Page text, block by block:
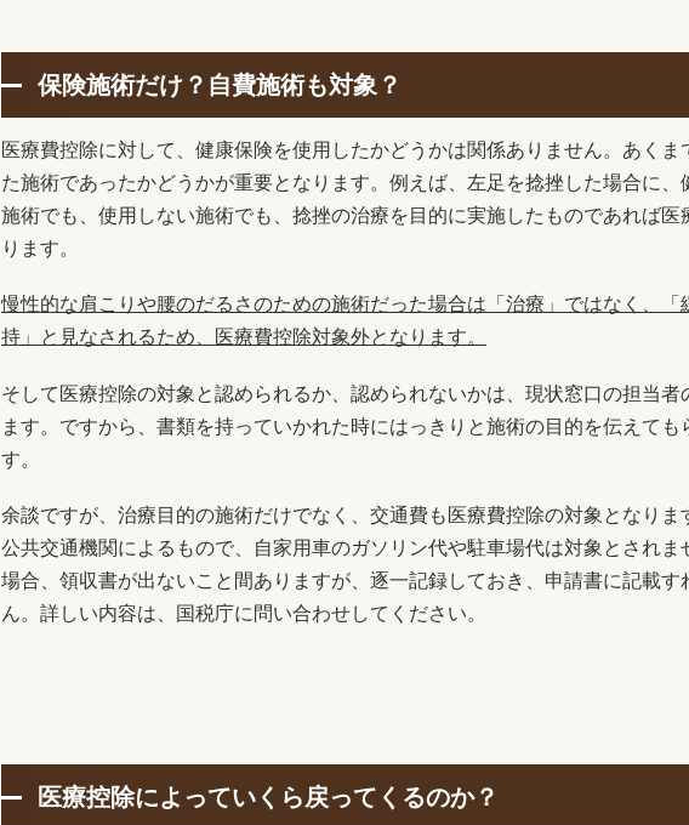
保険施術だけ？自費施術も対象？
医療費控除に対して、健康保険を使用したかどうかは関係ありません。あくま
た施術であったかどうかが重要となります。例えば、左足を捻挫した場合に、
施術でも、使用しない施術でも、捻挫の治療を目的に実施したものであれば医
ります。
慢性的な肩こりや腰のだるさのための施術だった場合は「治療」ではなく、「
持」と見なされるため、医療費控除対象外となります。
そして医療控除の対象と認められるか、認められないかは、現状窓口の担当者
ます。ですから、書類を持っていかれた時にはっきりと施術の目的を伝えても
す。
余談ですが、治療目的の施術だけでなく、交通費も医療費控除の対象となりま
公共交通機関によるもので、自家用車のガソリン代や駐車場代は対象とされま
場合、領収書が出ないこと間ありますが、逐一記録しておき、申請書に記載す
ん。詳しい内容は、国税庁に問い合わせしてください。
医療控除によっていくら戻ってくるのか？